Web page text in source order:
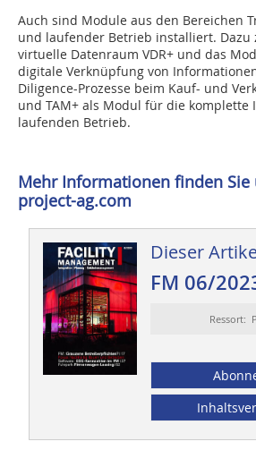
Auch sind Module aus den Bereichen
und laufender Betrieb installiert. Dazu
virtuelle Datenraum VDR+ und das
digitale Verknüpfung von
Diligence-Prozesse beim Kauf- und
und TAM+ als Modul für die
laufenden Betrieb.
Mehr Informationen finden Sie
project-ag.com
Dieser
FM 06/
Ressort: